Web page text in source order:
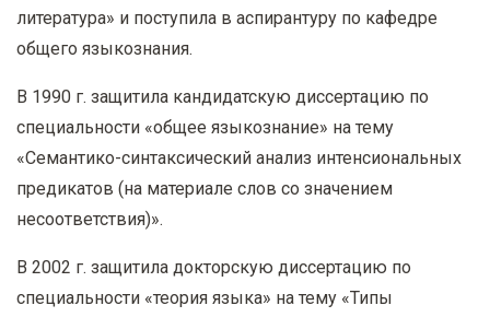
литература» и поступила в аспирантуру по кафедре
общего языкознания.
В 1990 г. защитила кандидатскую диссертацию по
специальности «общее языкознание» на тему
«Семантико-синтаксический анализ интенсиональных
предикатов (на материале слов со значением
несоответствия)».
В 2002 г. защитила докторскую диссертацию по
специальности «теория языка» на тему «Типы